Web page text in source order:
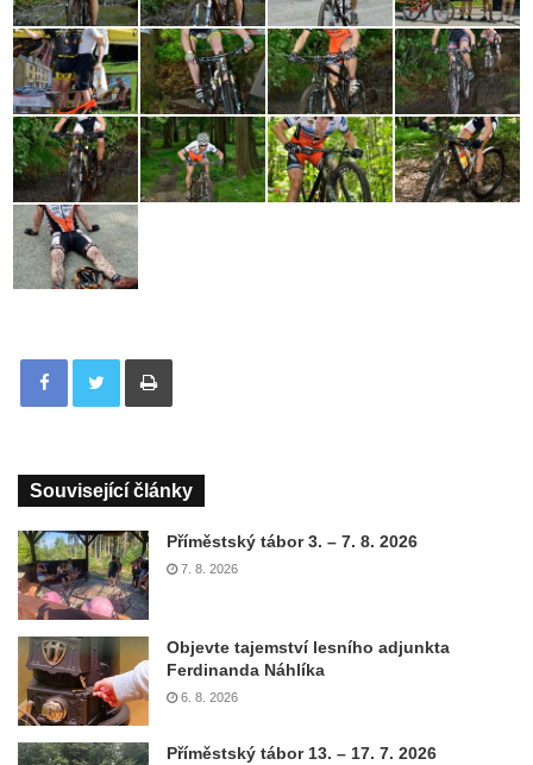
Tisknout
Související články
Příměstský tábor 3. – 7. 8. 2026
7. 8. 2026
Objevte tajemství lesního adjunkta
Ferdinanda Náhlíka
6. 8. 2026
Příměstský tábor 13. – 17. 7. 2026